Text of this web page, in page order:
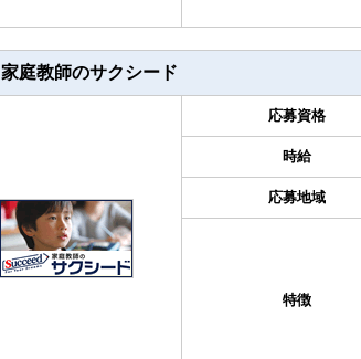
家庭教師のサクシード
応募資格
時給
応募地域
特徴